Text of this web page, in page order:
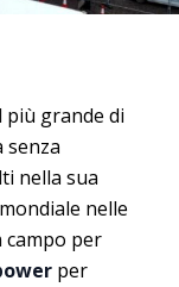
grande di
senza
nella sua
nelle
campo per
per